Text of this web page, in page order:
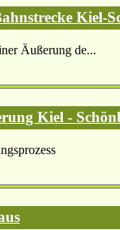
Kiel-
Äußerung de...
Kiel -